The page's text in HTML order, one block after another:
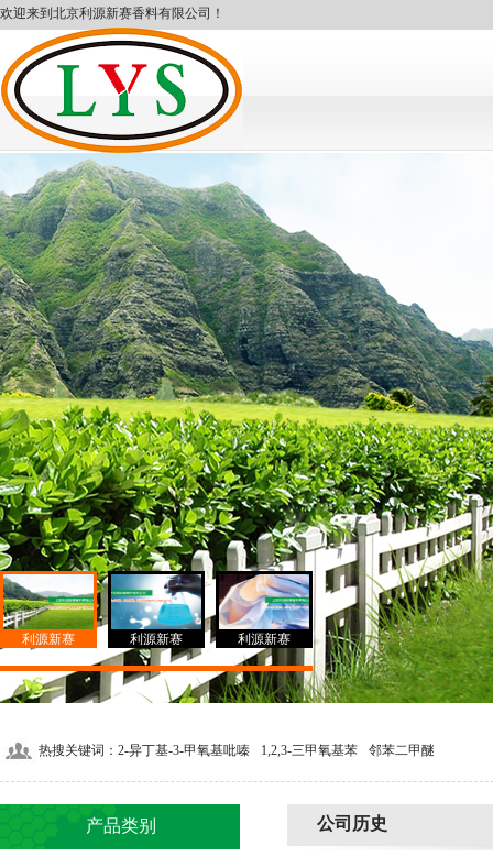
欢迎来到北京利源新赛香料有限公司！
利源新赛 利源新赛 利源新赛
热搜关键词： 2-异丁基-3-甲氧基吡嗪 1,2,3-三甲氧基苯 邻苯二甲醚
产品类别 公司历史